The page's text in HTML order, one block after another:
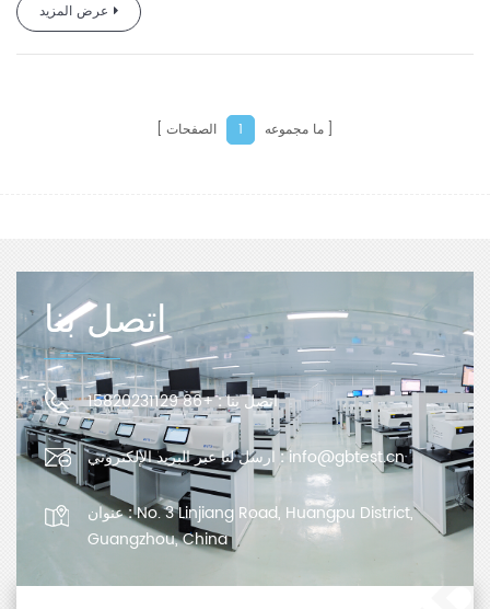
عرض المزيد
ما مجموعه 1 الصفحات
اتصل بنا
اتصل بنا :+86 15820231129
ارسل لنا عبر البريد الإلكتروني :info@gbtest.cn
عنوان :No. 3 Linjiang Road, Huangpu District,
Guangzhou, China